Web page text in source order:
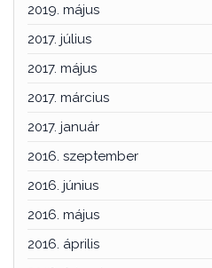
2019. május
2017. július
2017. május
2017. március
2017. január
2016. szeptember
2016. június
2016. május
2016. április